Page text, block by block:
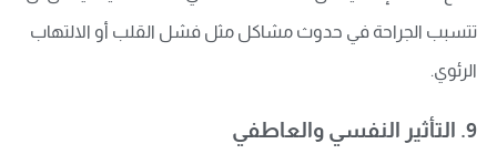
تتسبب الجراحة في حدوث مشاكل مثل فشل القلب أو الالتهاب
الرئوي.
9. التأثير النفسي والعاطفي